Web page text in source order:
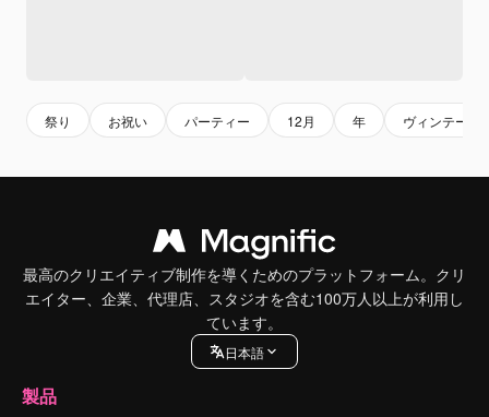
祭り お祝い パーティー 12月 年 ヴィンテージ
最高のクリエイティブ制作を導くためのプラットフォーム。クリ
エイター、企業、代理店、スタジオを含む100万人以上が利用し
ています。
日本語
製品